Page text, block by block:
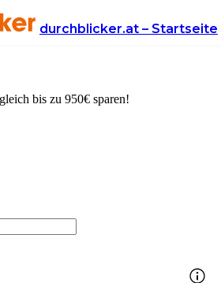
durchblicker.at – Startseite
für
bis zu 950€ sparen!